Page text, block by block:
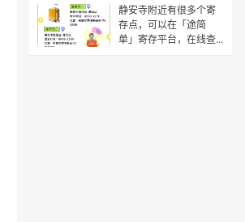
背包5元/天营业时
间:07:00-23:59地址:距
拉萨站进站口约450米“
静安寺附近有很多个寄
存点，可以在「途简
单」寄存平台，在线查